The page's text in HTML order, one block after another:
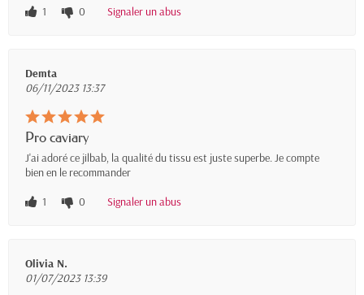
1 0 Signaler un abus
Demta
06/11/2023 13:37
Pro caviary
J'ai adoré ce jilbab, la qualité du tissu est juste superbe. Je compte
bien en le recommander
1
0 Signaler un abus
Olivia N.
01/07/2023 13:39